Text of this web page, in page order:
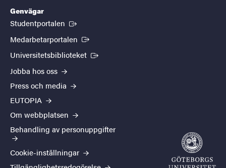
Genvägar
Studentportalen (Extern länk)
Medarbetarportalen (Extern länk)
Universitetsbiblioteket (Extern länk)
Jobba hos oss
Press och media
EUTOPIA
Om webbplatsen
Behandling av personuppgifter
Cookie-inställningar